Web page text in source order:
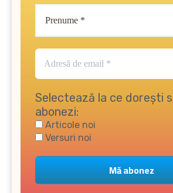
Selectează la ce dorești
abonezi:
Articole noi
Versuri noi